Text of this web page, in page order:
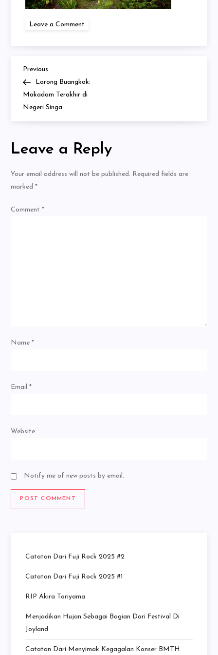
Leave a Comment
Post
navigation
Previous
Post
Previous
Lorong Buangkok:
Makadam Terakhir di
Negeri Singa
Leave a Reply
Your email address will not be published. Required fields are
marked*
Comment*
Name*
Email*
Website
Notify me of new posts by email.
Catatan Dari Fuji Rock 2025 #2
Catatan Dari Fuji Rock 2025 #1
RIP Akira Toriyama
Menjadikan Hujan Sebagai Bagian Dari Festival Di
Joyland
Catatan Dari Menyimak Kegagalan Konser BMTH